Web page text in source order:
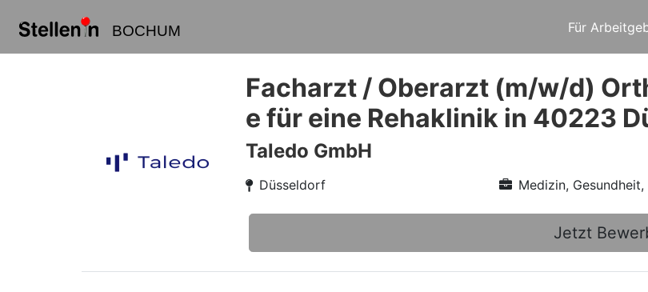
BOCHUM Für
Facharzt / Oberarzt (m/w/d)
e für eine Rehaklinik in 40223
Taledo GmbH
Düsseldorf Medizin,
Jetzt